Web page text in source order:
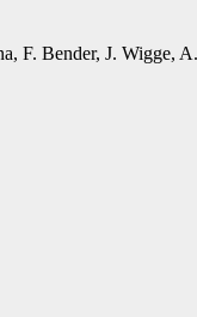
F. Bender, J. Wigge,